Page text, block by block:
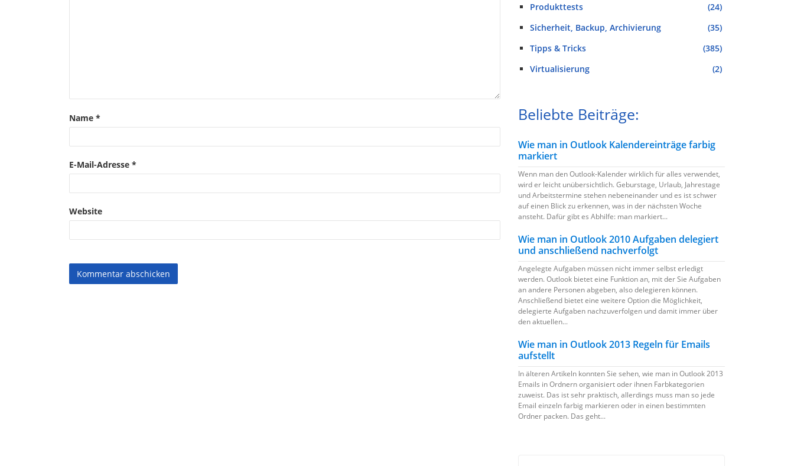
Name *
E-Mail-Adresse *
Website
Produkttests
(24)
Sicherheit, Backup, Archivierung
(35)
Tipps & Tricks
(385)
Virtualisierung
(2)
Beliebte Beiträge:
Wie man in Outlook Kalendereinträge farbig
markiert
Wenn man den Outlook-Kalender wirklich für alles verwendet,
wird er leicht unübersichtlich. Geburstage, Urlaub, Jahrestage
und Arbeitstermine stehen nebeneinander und es ist schwer
auf einen Blick zu erkennen, was in der nächsten Woche
ansteht. Dafür gibt es Abhilfe: man markiert...
Wie man in Outlook 2010 Aufgaben delegiert
und anschließend nachverfolgt
Angelegte Aufgaben müssen nicht immer selbst erledigt
werden. Outlook bietet eine Funktion an, mit der Sie Aufgaben
an andere Personen abgeben, also delegieren können.
Anschließend bietet eine weitere Option die Möglichkeit,
delegierte Aufgaben nachzuverfolgen und damit immer über
den aktuellen...
Wie man in Outlook 2013 Regeln für Emails
aufstellt
In älteren Artikeln konnten Sie sehen, wie man in Outlook 2013
Emails in Ordnern organisiert oder ihnen Farbkategorien
zuweist. Das ist sehr praktisch, allerdings muss man so jede
Email einzeln farbig markieren oder in einen bestimmten
Ordner packen. Das geht...